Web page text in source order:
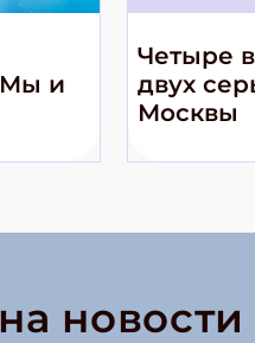
и
Четыре
двух
Москвы
новости